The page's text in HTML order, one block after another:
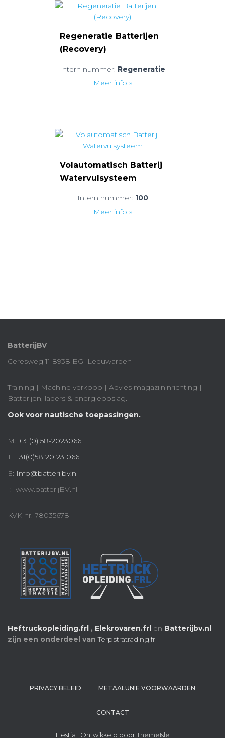
Regeneratie Batterijen
(Recovery)
Intern nummer: Regeneratie
Meer info »
Volautomatisch Batterij
Watervulsysteem
Intern nummer: 100
Meer info »
BatterijBV
Ceresweg 11 8938 BG Leeuwarden
Training | Machine verkoop | Advies magazijninrichting |
Batterijen, laders & energieopslag.
Ook voor nautische toepassingen.
M: +31(0) 58-2023066
T: +31(0)58 20 23 066
E: Info@batterijbv.nl
I: www.batterijBV.nl
KVK nr. 78035678
Heftruckopleiding.frl , Elekrovaren.frl en Batterijbv.nl
zijn een onderdeel vanTerpstratrading.frl
PRIVACY BELEID METAALUNIE VOORWAARDEN
CONTACT
Hestia | Ontwikkeld doorThemeIsle